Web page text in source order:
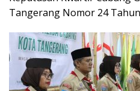
Tangerang Nomor 24